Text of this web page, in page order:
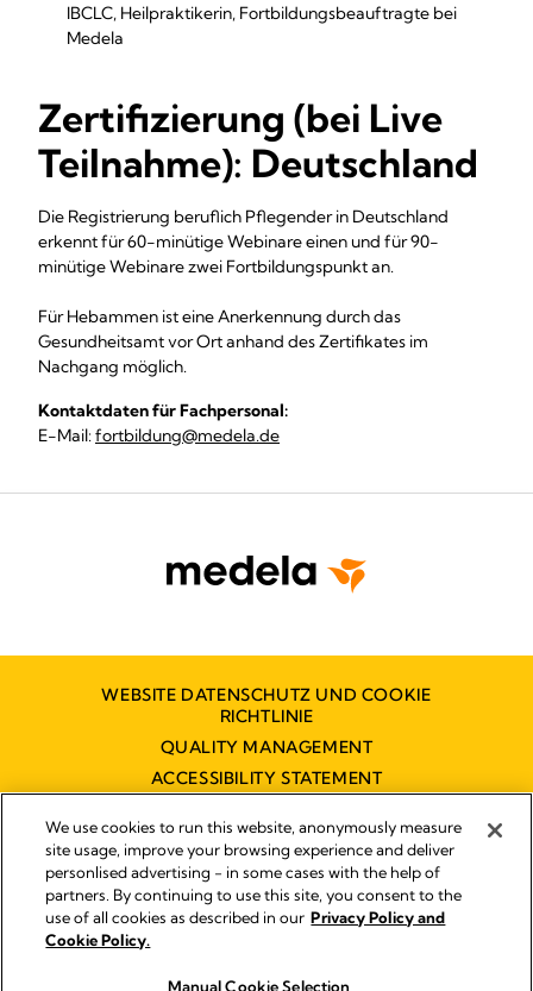
IBCLC, Heilpraktikerin, Fortbildungsbeauftragte bei
Medela
Zertifizierung (bei Live
Teilnahme): Deutschland
Die Registrierung beruflich Pflegenderin Deutschland
erkennt für60-minütige Webinare einen und für 90-
minütige Webinare zwei Fortbildungspunkt an.
Für Hebammen ist eine Anerkennung durch das
Gesundheitsamt vor Ort anhand des Zertifikates im
Nachgang möglich.
Kontaktdaten für Fachpersonal:
E-Mail:fortbildung@medela.de
WEBSITE DATENSCHUTZ UND COOKIE
RICHTLINIE
QUALITY MANAGEMENT
ACCESSIBILITY STATEMENT
BARRIEREFREIHEITSERKLÄRUNG
Impressum
We use cookies to run this website, anonymously measure
site usage, improve your browsing experience and deliver
personlised advertising - in some cases with the help of
partners. By continuing to use this site, you consent to the
use of all cookies as described in our Privacy Policy and
Cookie Policy.
Manual Cookie Selection